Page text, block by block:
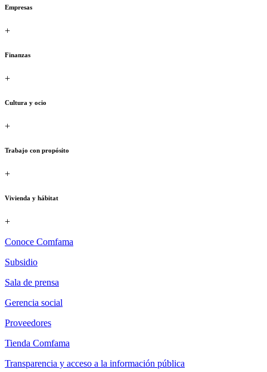
Empresas
+
Finanzas
+
Cultura y ocio
+
Trabajo con propósito
+
Vivienda y hábitat
+
Conoce Comfama
Subsidio
Sala de prensa
Gerencia social
Proveedores
Tienda Comfama
Transparencia y acceso a la información pública